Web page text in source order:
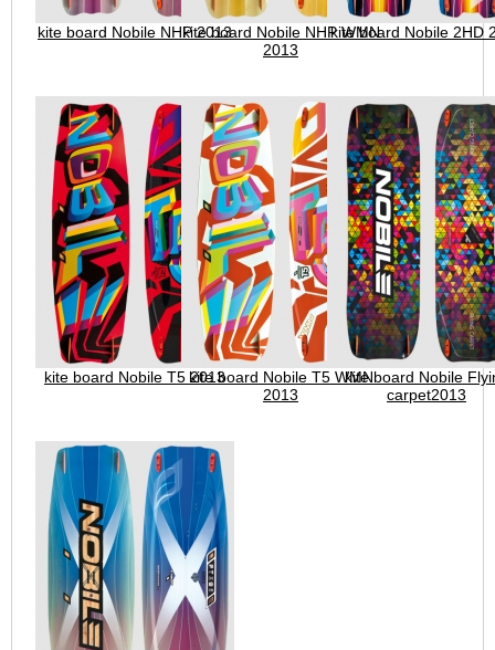
kite board Nobile NHP 2013kite board Nobile NHP WMN
2013
kite board Nobile 2HD
kite board Nobile T5 2013kite board Nobile T5 WMN
2013
kite board Nobile
carpet2013
SCHOOL